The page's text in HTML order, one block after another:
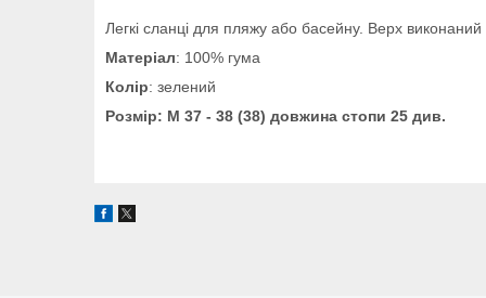
Легкі сланці для пляжу або басейну. Верх
Матеріал: 100% гума
Колір: зелений
Розмір: M 37 - 38 (38) довжина стопи 25 див.